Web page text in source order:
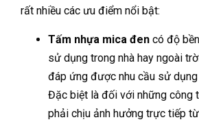
rất nhiều các ưu điểm nổi bật:
Tấm nhựa mica đen có độ
sử dụng trong nhà hay ngoài
đáp ứng được nhu cầu sử dụng
Đặc biệt là đối với những công
phải chịu ảnh hưởng trực tiếp